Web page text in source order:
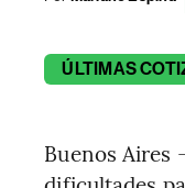
ÚLTIMAS
Buenos Aires